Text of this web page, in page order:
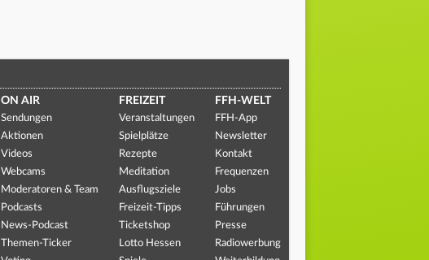
ON AIR
Sendungen
Aktionen
Videos
Webcams
Moderatoren & Team
Podcasts
News-Podcast
Themen-Ticker
FREIZEIT
Veranstaltungen
Spielplätze
Rezepte
Meditation
Ausflugsziele
Freizeit-Tipps
Ticketshop
Lotto Hessen
FFH-WELT
FFH-App
Newsletter
Kontakt
Frequenzen
Jobs
Führungen
Presse
Radiowerbung